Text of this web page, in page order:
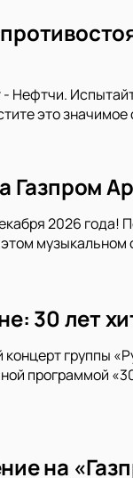
Нефтчи.
это значимое
Газпром
2026 года!
музыкальном
30 лет
группы
программой
на